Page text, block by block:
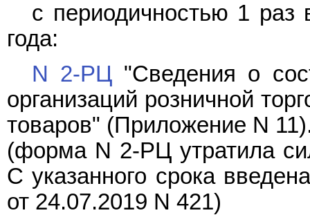
с периодичностью 1 раз
года:
N 2-РЦ "Сведения о
организаций розничной
товаров" (Приложение N
(форма N 2-РЦ утратила
С указанного срока
от 24.07.2019 N 421)